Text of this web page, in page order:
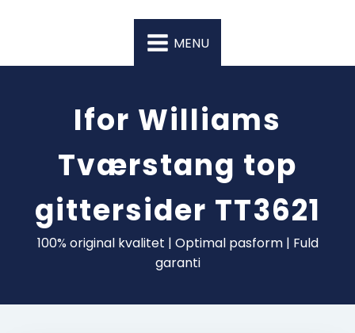
MENU
Ifor Williams
Tværstang top
gittersider TT3621
100% original kvalitet | Optimal pasform | Fuld
garanti